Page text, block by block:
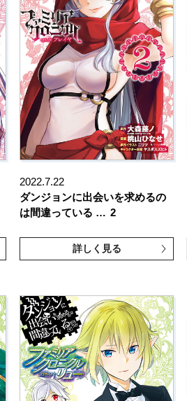
2022.7.22
ダンジョンに出会いを求めるの
は間違っている … 2
詳しく見る